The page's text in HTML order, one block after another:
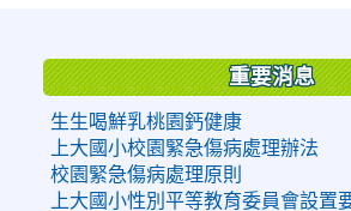
重要消息
生生喝鮮乳桃園鈣健康
上大國小校園緊急傷病處理辦法
校園緊急傷病處理原則
上大國小性別平等教育委員會設置